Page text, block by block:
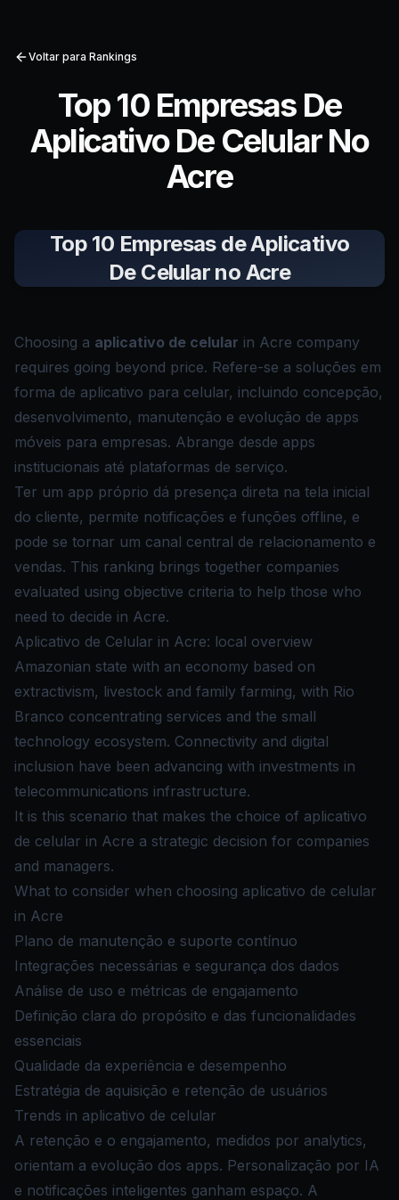
Voltar para Rankings
Top 10 Empresas De
Aplicativo De Celular No
Acre
Top 10 Empresas de Aplicativo
De Celular no Acre
Choosing a aplicativo de celular in Acre company
requires going beyond price. Refere-se a soluções em
forma de aplicativo para celular, incluindo concepção,
desenvolvimento, manutenção e evolução de apps
móveis para empresas. Abrange desde apps
institucionais até plataformas de serviço.
Ter um app próprio dá presença direta na tela inicial
do cliente, permite notificações e funções offline, e
pode se tornar um canal central de relacionamento e
vendas. This ranking brings together companies
evaluated using objective criteria to help those who
need to decide in Acre.
Aplicativo de Celular in Acre: local overview
Amazonian state with an economy based on
extractivism, livestock and family farming, with Rio
Branco concentrating services and the small
technology ecosystem. Connectivity and digital
inclusion have been advancing with investments in
telecommunications infrastructure.
It is this scenario that makes the choice of aplicativo
de celular in Acre a strategic decision for companies
and managers.
What to consider when choosing aplicativo de celular
in Acre
Plano de manutenção e suporte contínuo
Integrações necessárias e segurança dos dados
Análise de uso e métricas de engajamento
Definição clara do propósito e das funcionalidades
essenciais
Qualidade da experiência e desempenho
Estratégia de aquisição e retenção de usuários
Trends in aplicativo de celular
A retenção e o engajamento, medidos por analytics,
orientam a evolução dos apps. Personalização por IA
e notificações inteligentes ganham espaço. A